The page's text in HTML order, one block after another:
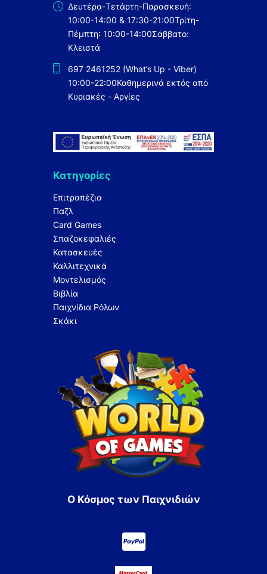
Δευτέρα-Τετάρτη-Παρασκευή:
10:00-14:00 & 17:30-21:00Τρίτη-
Πέμπτη: 10:00-14:00Σάββατο:
Κλειστά
697 2461252 (What’s Up - Viber)
10:00-22:00Καθημερινά εκτός από
Κυριακές - Αργίες
Κατηγορίες
Επιτραπέζια
Παζλ
Card Games
Σπαζοκεφαλιές
Κατασκευές
Καλλιτεχνικά
Μοντελισμός
Βιβλία
Παιχνίδια Ρόλων
Σκάκι
Ο Κόσμος των Παιχνιδιών